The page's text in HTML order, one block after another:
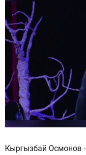
Кыргызбай Осмонов